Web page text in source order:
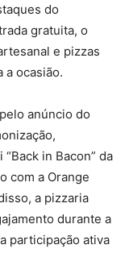
do
gratuita, o
e pizzas
a ocasião.
anúncio do
in Bacon” da
com a Orange
a pizzaria
durante a
participação ativa